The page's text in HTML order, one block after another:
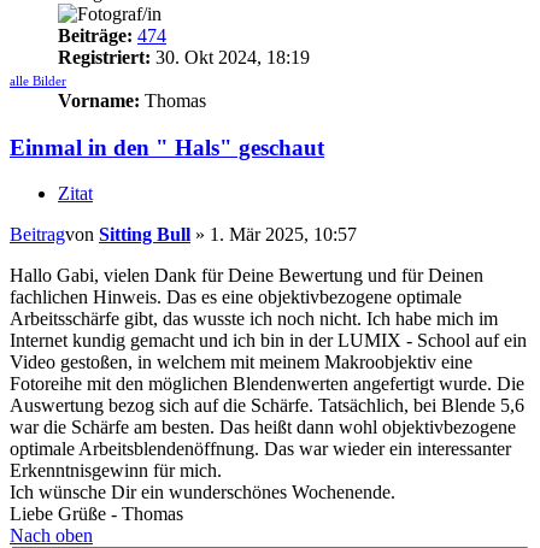
Beiträge: 474
Registriert: 30. Okt 2024, 18:19
alle Bilder
Vorname: Thomas
Einmal in den " Hals" geschaut
Zitat
Beitragvon Sitting Bull » 1. Mär 2025, 10:57
Hallo Gabi, vielen Dank für Deine Bewertung und für Deinen
fachlichen Hinweis. Das es eine objektivbezogene optimale
Arbeitsschärfe gibt, das wusste ich noch nicht. Ich habe mich im
Internet kundig gemacht und ich bin in der LUMIX - School auf ein
Video gestoßen, in welchem mit meinem Makroobjektiv eine
Fotoreihe mit den möglichen Blendenwerten angefertigt wurde. Die
Auswertung bezog sich auf die Schärfe. Tatsächlich, bei Blende 5,6
war die Schärfe am besten. Das heißt dann wohl objektivbezogene
optimale Arbeitsblendenöffnung. Das war wieder ein interessanter
Erkenntnisgewinn für mich.
Ich wünsche Dir ein wunderschönes Wochenende.
Liebe Grüße - Thomas
Nach oben